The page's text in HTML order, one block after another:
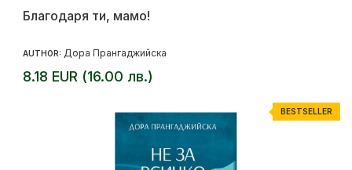
Благодаря ти, мамо!
AUTHOR: Дора Прангаджийска
8.18 EUR (16.00 лв.)
BESTSELLER